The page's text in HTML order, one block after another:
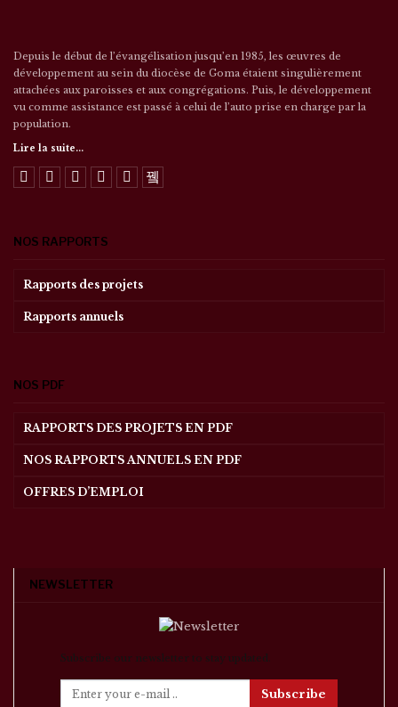
Depuis le début de l’évangélisation jusqu’en 1985, les œuvres de
développement au sein du diocèse de Goma étaient singulièrement
attachées aux paroisses et aux congrégations. Puis, le développement
vu comme assistance est passé à celui de l’auto prise en charge par la
population.
Lire la suite...
NOS RAPPORTS
Rapports des projets
Rapports annuels
NOS PDF
RAPPORTS DES PROJETS EN PDF
NOS RAPPORTS ANNUELS EN PDF
OFFRES D’EMPLOI
NEWSLETTER
Subscribe our newsletter to stay updated.
Subscribe